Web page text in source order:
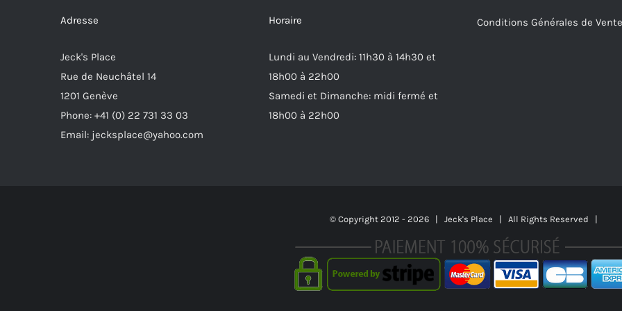
Adresse
Jeck's Place
Rue de Neuchâtel 14
1201 Genève
Phone: +41 (0) 22 731 33 03
Email: jecksplace@yahoo.com
Horaire
Lundi au Vendredi: 11h30 à 14h30 et
18h00 à 22h00
Samedi et Dimanche: midi fermé et
18h00 à 22h00
Conditions Générales de Vente
© Copyright 2012 - 2026 | Jeck's Place | All Rights Reserved |